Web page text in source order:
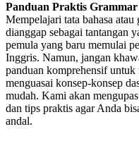
Panduan Praktis
Mempelajari tata bahasa
dianggap sebagai tantangan
pemula yang baru memulai
Inggris. Namun, jangan
panduan komprehensif
menguasai konsep-konsep
mudah. Kami akan
dan tips praktis agar Anda
andal.